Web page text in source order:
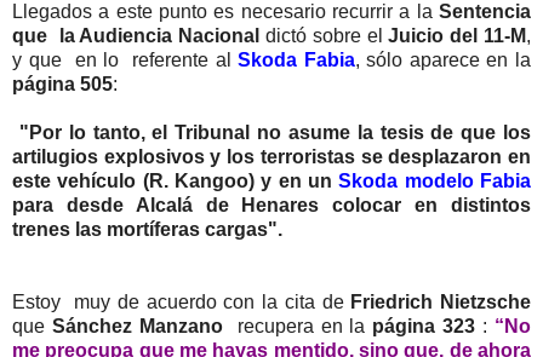
Llegados a este punto es necesario recurrir a la Sentencia
que la Audiencia Nacional dictó sobre elJuicio del 11-M,
y que en lo referente alSkoda Fabia, sólo aparece en la
página 505:
"Por lo tanto, el Tribunal no asume la tesis de que los
artilugios explosivos y los terroristas se desplazaron en
este vehículo (R. Kangoo) y en unSkoda modelo Fabia
para desde Alcalá de Henares colocar en distintos
trenes las mortíferas cargas".
Estoy muy de acuerdo con la cita de Friedrich Nietzsche
que Sánchez Manzanorecupera en la página 323 : “No
me preocupa que me hayas mentido, sino que, de ahora